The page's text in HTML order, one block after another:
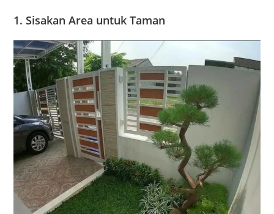
1. Sisakan Area untuk Taman